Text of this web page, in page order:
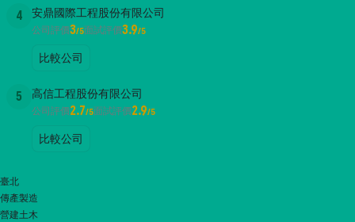
4 安鼎國際工程股份有限公司
公司評價3/5面試評價3.9/5
比較公司
5 高信工程股份有限公司
公司評價2.7/5面試評價2.9/5
比較公司
臺北
傳產製造
營建土木